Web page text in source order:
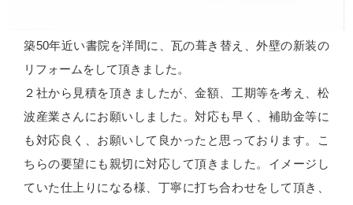
築50年近い書院を洋間に、瓦の葺き替え、外壁の新装の
リフォームをして頂きました。
２社から見積を頂きましたが、金額、工期等を考え、松
波産業さんにお願いしました。対応も早く、補助金等に
も対応良く、お願いして良かったと思っております。こ
ちらの要望にも親切に対応して頂きました。イメージし
ていた仕上りになる様、丁寧に打ち合わせをして頂き、